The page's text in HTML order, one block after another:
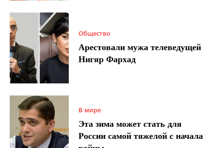
Общество
Арестовали мужа телеведущей
Нигяр Фархад
В мире
Эта зима может стать для
России самой тяжелой с начала